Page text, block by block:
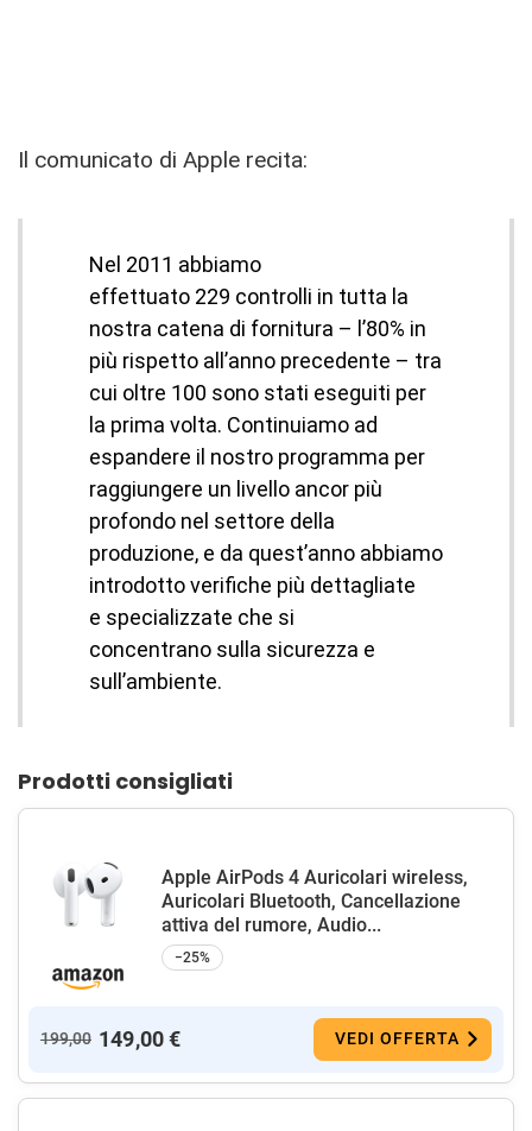
Il comunicato di Apple recita:
Nel 2011 abbiamo
effettuato 229 controlli in tutta la
nostra catena di fornitura – l’80% in
più rispetto all’anno precedente – tra
cui oltre 100 sono stati eseguiti per
la prima volta. Continuiamo ad
espandere il nostro programma per
raggiungere un livello ancor più
profondo nel settore della
produzione, e da quest’anno abbiamo
introdotto verifiche più dettagliate
e specializzate che si
concentrano sulla sicurezza e
sull’ambiente.
Prodotti consigliati
Apple AirPods 4 Auricolari wireless,
Auricolari Bluetooth, Cancellazione
attiva del rumore, Audio...
−25%
199,00 149,00 € VEDI OFFERTA